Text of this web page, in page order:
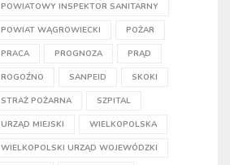
POWIATOWY INSPEKTOR SANITARNY
POWIAT WĄGROWIECKI POŻAR
PRACA PROGNOZA PRĄD
ROGOŹNO SANPEID SKOKI
STRAŻ POŻARNA SZPITAL
URZĄD MIEJSKI WIELKOPOLSKA
WIELKOPOLSKI URZĄD WOJEWÓDZKI